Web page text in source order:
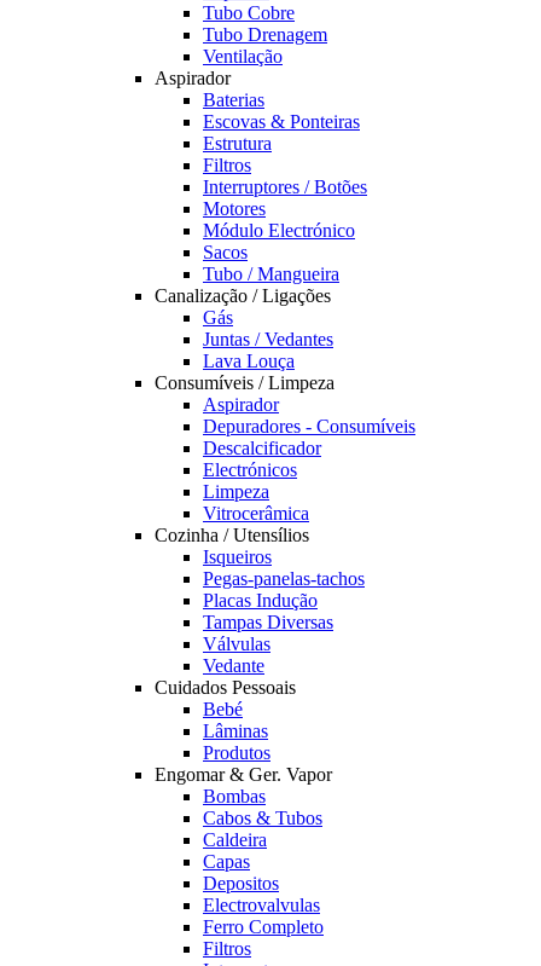
Tubo Cobre
Tubo Drenagem
Ventilação
Aspirador
Baterias
Escovas & Ponteiras
Estrutura
Filtros
Interruptores / Botões
Motores
Módulo Electrónico
Sacos
Tubo / Mangueira
Canalização / Ligações
Gás
Juntas / Vedantes
Lava Louça
Consumíveis / Limpeza
Aspirador
Depuradores - Consumíveis
Descalcificador
Electrónicos
Limpeza
Vitrocerâmica
Cozinha / Utensílios
Isqueiros
Pegas-panelas-tachos
Placas Indução
Tampas Diversas
Válvulas
Vedante
Cuidados Pessoais
Bebé
Lâminas
Produtos
Engomar & Ger. Vapor
Bombas
Cabos & Tubos
Caldeira
Capas
Depositos
Electrovalvulas
Ferro Completo
Filtros